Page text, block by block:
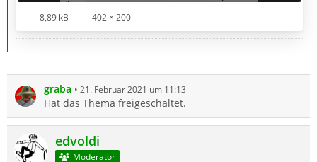
8,89 kB 402 × 200
graba 21. Februar 2021 um 11:13
Hat das Thema freigeschaltet.
edvoldi
Moderator